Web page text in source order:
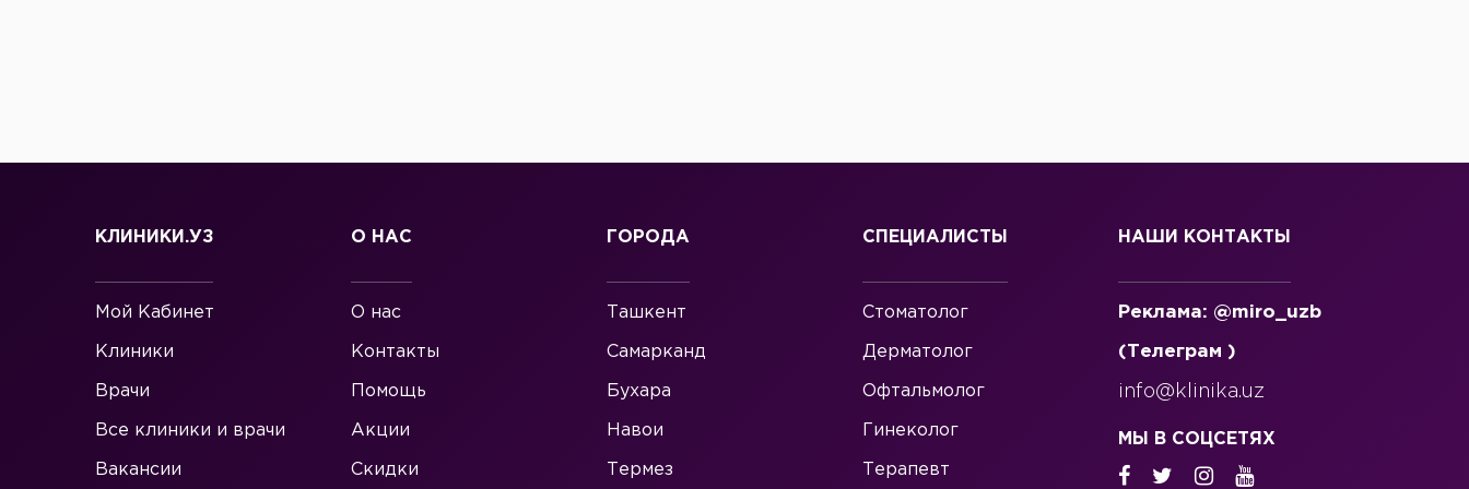
КЛИНИКИ.УЗ
Мой Кабинет
Клиники
Врачи
Все клиники и врачи
Вакансии
О НАС
О нас
Контакты
Помощь
Акции
Скидки
ГОРОДА
Ташкент
Самарканд
Бухара
Навои
Термез
СПЕЦИАЛИСТЫ
Стоматолог
Дерматолог
Офтальмолог
Гинеколог
Терапевт
НАШИ КОНТАКТЫ
Реклама: @miro_uzb
(Телеграм )
info@klinika.uz
МЫ В СОЦСЕТЯХ